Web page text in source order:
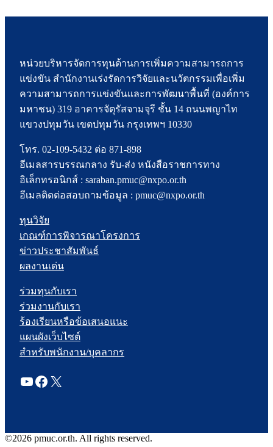
หน่วยบริหารจัดการทุนด้านการเพิ่มความสามารถการ
แข่งขัน สำนักงานเร่งรัดการวิจัยและนวัตกรรมเพื่อเพิ่ม
ความสามารถการแข่งขันและการพัฒนาพื้นที่ (องค์การ
มหาชน) 319 อาคารจัตุรัสจามจุรี ชั้น 14 ถนนพญาไท
แขวงปทุมวัน เขตปทุมวัน กรุงเทพฯ 10330
โทร. 02-109-5432 ต่อ 871-898
อีเมลสารบรรณกลาง รับ-ส่ง หนังสือราชการทาง
อิเล็กทรอนิกส์ : saraban.pmuc@nxpo.or.th
อีเมลติดต่อสอบถามข้อมูล : pmuc@nxpo.or.th
ทุนวิจัย
เกณฑ์การพิจารณาโครงการ
ข่าวประชาสัมพันธ์
ผลงานเด่น
ร่วมทุนกับเรา
ร่วมงานกับเรา
ร้องเรียนหรือข้อเสนอแนะ
แผนผังเว็บไซต์
สำหรับพนักงาน/บุคลากร
YouTube
Facebook
X
©2026 pmuc.or.th. All rights reserved.